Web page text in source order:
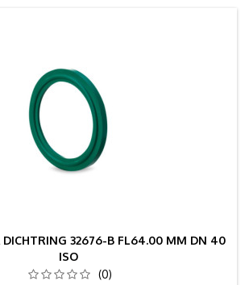
DICHTRING 32676-B FL64.00 MM DN 40
ISO
(0)